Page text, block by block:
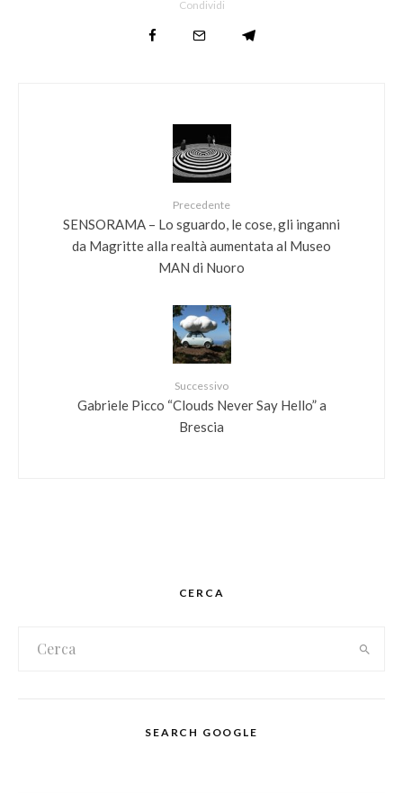
Condividi
Precedente
SENSORAMA – Lo sguardo, le cose, gli inganni
da Magritte alla realtà aumentata al Museo
MAN di Nuoro
Successivo
Gabriele Picco “Clouds Never Say Hello” a
Brescia
CERCA
SEARCH GOOGLE